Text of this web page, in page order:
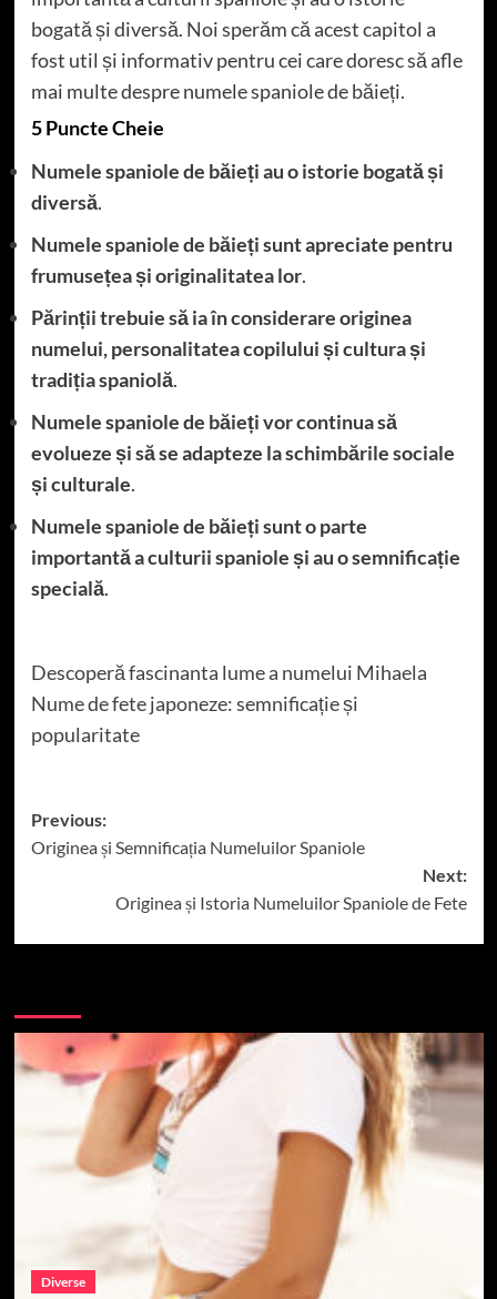
bogată și diversă. Noi sperăm că acest capitol a
fost util și informativ pentru cei care doresc să afle
mai multe despre numele spaniole de băieți.
5 Puncte Cheie
Numele spaniole de băieți au o istorie bogată și
diversă.
Numele spaniole de băieți sunt apreciate pentru
frumusețea și originalitatea lor.
Părinții trebuie să ia în considerare originea
numelui, personalitatea copilului și cultura și
tradiția spaniolă.
Numele spaniole de băieți vor continua să
evolueze și să se adapteze la schimbările sociale
și culturale.
Numele spaniole de băieți sunt o parte
importantă a culturii spaniole și au o semnificație
specială.
Descoperă fascinanta lume a numelui Mihaela
Nume de fete japoneze: semnificație și
popularitate
Post
navigation
Previous:
Originea și Semnificația Numeluilor Spaniole
Next:
Originea și Istoria Numeluilor Spaniole de Fete
Diverse